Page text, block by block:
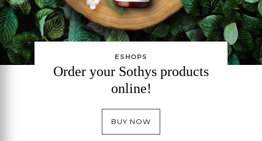
ESHOPS
Order your Sothys products
online!
BUY NOW